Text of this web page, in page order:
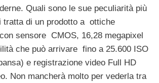
Quali sono le sue peculiarità più
tratta di un prodotto a ottiche
sensore CMOS, 16,28 megapixel
che può arrivare fino a 25.600 ISO
e registrazione video Full HD
Non mancherà molto per vederla tra